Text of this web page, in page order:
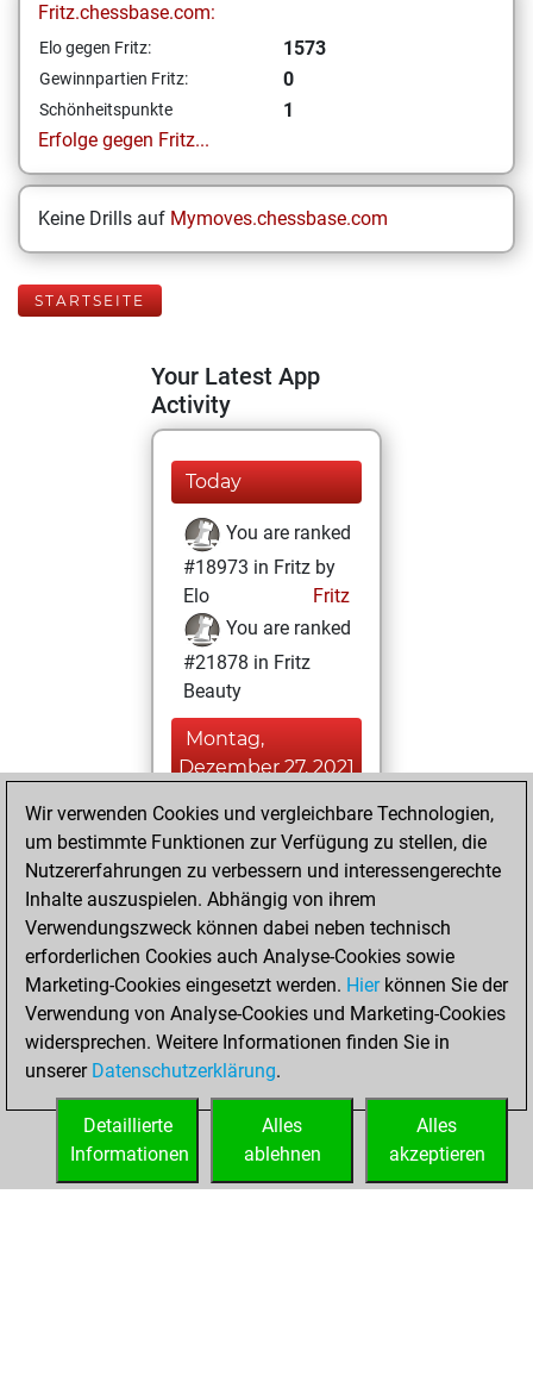
Fritz.chessbase.com:
Elo gegen Fritz: 1573
Gewinnpartien Fritz: 0
Schönheitspunkte
1
Erfolge gegen Fritz...
Keine Drills auf Mymoves.chessbase.com
STARTSEITE
Your Latest App
Activity
Today
You are ranked
#18973 in Fritz by
Elo
Fritz
You are ranked
#21878 in Fritz
Beauty
Montag,
Dezember 27, 2021
You achieved a
BeautyScore of 1
Fritz
achieved a new Elo
of 1573
Samstag, März 13,
2021
You created
your Fritz account
Wir verwenden Cookies und vergleichbare Technologien,
um bestimmte Funktionen zur Verfügung zu stellen, die
Nutzererfahrungen zu verbessern und interessengerechte
Inhalte auszuspielen. Abhängig von ihrem
Verwendungszweck können dabei neben technisch
erforderlichen Cookies auch Analyse-Cookies sowie
Marketing-Cookies eingesetzt werden. Hierkönnen Sie der
Verwendung von Analyse-Cookies und Marketing-Cookies
widersprechen. Weitere Informationen finden Sie in
unserer Datenschutzerklärung.
Alles
akzeptieren
Alles
ablehnen
Detaillierte
Informationen